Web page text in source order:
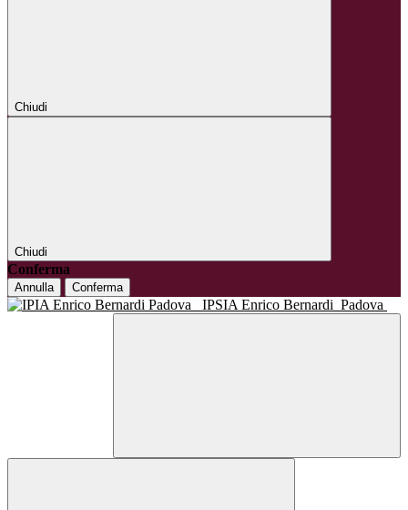
Chiudi
Chiudi
Conferma
Annulla Conferma
IPSIA Enrico Bernardi Padova